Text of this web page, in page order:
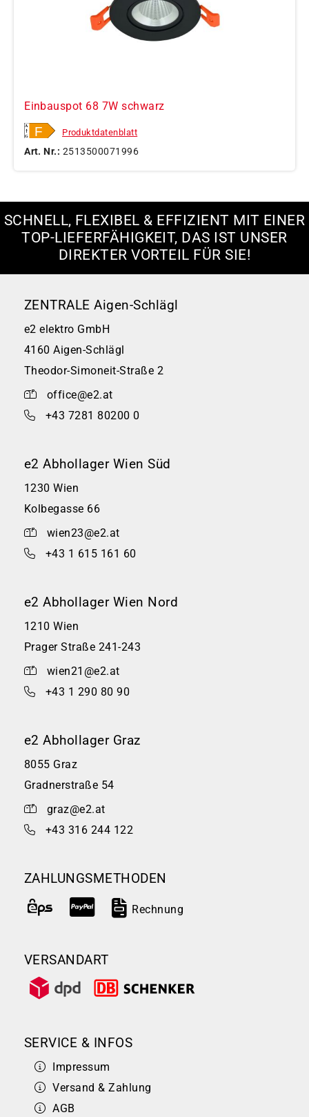
Einbauspot 68 7W schwarz
Produktdatenblatt
Art. Nr.: 2513500071996
SCHNELL, FLEXIBEL & EFFIZIENT MIT EINER
TOP-LIEFERFÄHIGKEIT, DAS IST UNSER
DIREKTER VORTEIL FÜR SIE!
ZENTRALE Aigen-Schlägl
e2 elektro GmbH
4160 Aigen-Schlägl
Theodor-Simoneit-Straße 2
office@e2.at
+43 7281 80200 0
e2 Abhollager Wien Süd
1230 Wien
Kolbegasse 66
wien23@e2.at
+43 1 615 161 60
e2 Abhollager Wien Nord
1210 Wien
Prager Straße 241-243
wien21@e2.at
+43 1 290 80 90
e2 Abhollager Graz
8055 Graz
Gradnerstraße 54
graz@e2.at
+43 316 244 122
ZAHLUNGSMETHODEN
Rechnung
VERSANDART
SERVICE & INFOS
Impressum
Versand & Zahlung
AGB